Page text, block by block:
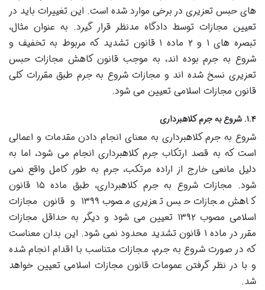
های حبس تعزیری در برخی موارد شده است. این تغییرات باید در
تعیین مجازات توسط دادگاه مدنظر قرار گیرد. به عنوان مثال،
تبصره های ۱ و ۲ ماده ۱ قانون تشدید که مربوط به تخفیف و
شروع به جرم بوده اند، به موجب قانون کاهش مجازات حبس
تعزیری نسخ شده اند و مجازات شروع به جرم طبق مقررات کلی
قانون مجازات اسلامی تعیین می شود.
۱.۴. شروع به جرم کلاهبرداری
شروع به جرم کلاهبرداری به معنای انجام دادن مقدمات و اعمالی
است که به قصد ارتکاب جرم کلاهبرداری انجام می شود، اما به
دلیل مانعی خارج از اراده مرتکب، جرم به طور کامل واقع نمی
شود. مجازات شروع به جرم کلاهبرداری، طبق ماده ۱۵ قانون
کاهش مجازات حبس تعزیری مصوب ۱۳۹۹ و قانون مجازات
اسلامی مصوب ۱۳۹۲ تعیین می شود و دیگر به حداقل مجازات
مقرر در ماده ۱ قانون تشدید محدود نمی شود. این بدان معناست
که در صورت شروع به جرم، مجازات متناسب با اقدام انجام شده
و با در نظر گرفتن عمومات قانون مجازات اسلامی تعیین خواهد
شد.